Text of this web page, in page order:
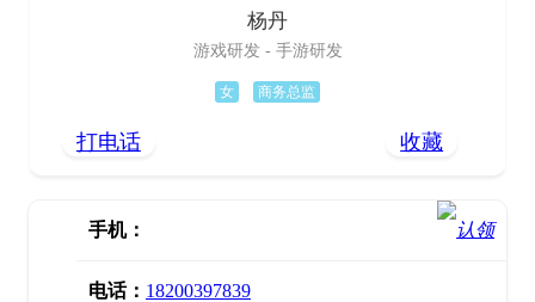
杨丹
游戏研发 - 手游研发
女 商务总监
打电话 收藏
手机：
电话： 18200397839